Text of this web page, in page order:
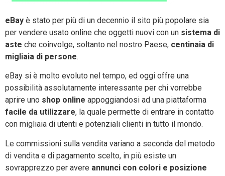
eBay è stato per più di un decennio il sito più popolare sia
per vendere usato online che oggetti nuovi con un sistema di
aste che coinvolge, soltanto nel nostro Paese, centinaia di
migliaia di persone.
eBay si è molto evoluto nel tempo, ed oggi offre una
possibilità assolutamente interessante per chi vorrebbe
aprire uno shop online appoggiandosi ad una piattaforma
facile da utilizzare, la quale permette di entrare in contatto
con migliaia di utenti e potenziali clienti in tutto il mondo.
Le commissioni sulla vendita variano a seconda del metodo
di vendita e di pagamento scelto, in più esiste un
sovrapprezzo per avere annunci con colori e posizione